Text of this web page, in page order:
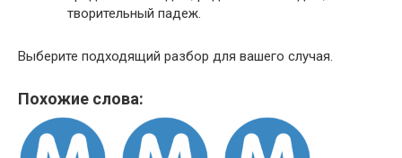
творительный падеж.
Выберите подходящий разбор для вашего случая.
Похожие слова: